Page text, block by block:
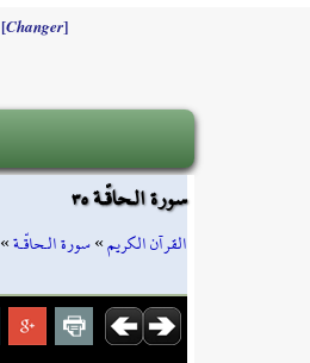
[Changer]
سورة الـحاقّـة ٣٥
القرآن الكريم»سورة الـحاقّـة»